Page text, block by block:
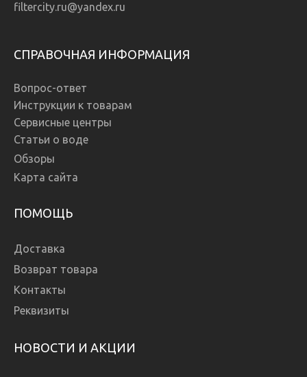
filtercity.ru@yandex.ru
СПРАВОЧНАЯ ИНФОРМАЦИЯ
Вопрос-ответ
Инструкции к товарам
Сервисные центры
Статьи о воде
Обзоры
Карта сайта
ПОМОЩЬ
Доставка
Возврат товара
Контакты
Реквизиты
НОВОСТИ И АКЦИИ